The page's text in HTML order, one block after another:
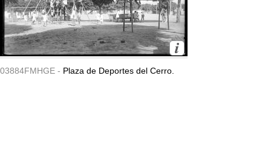
03884FMHGE - Plaza de Deportes del Cerro.